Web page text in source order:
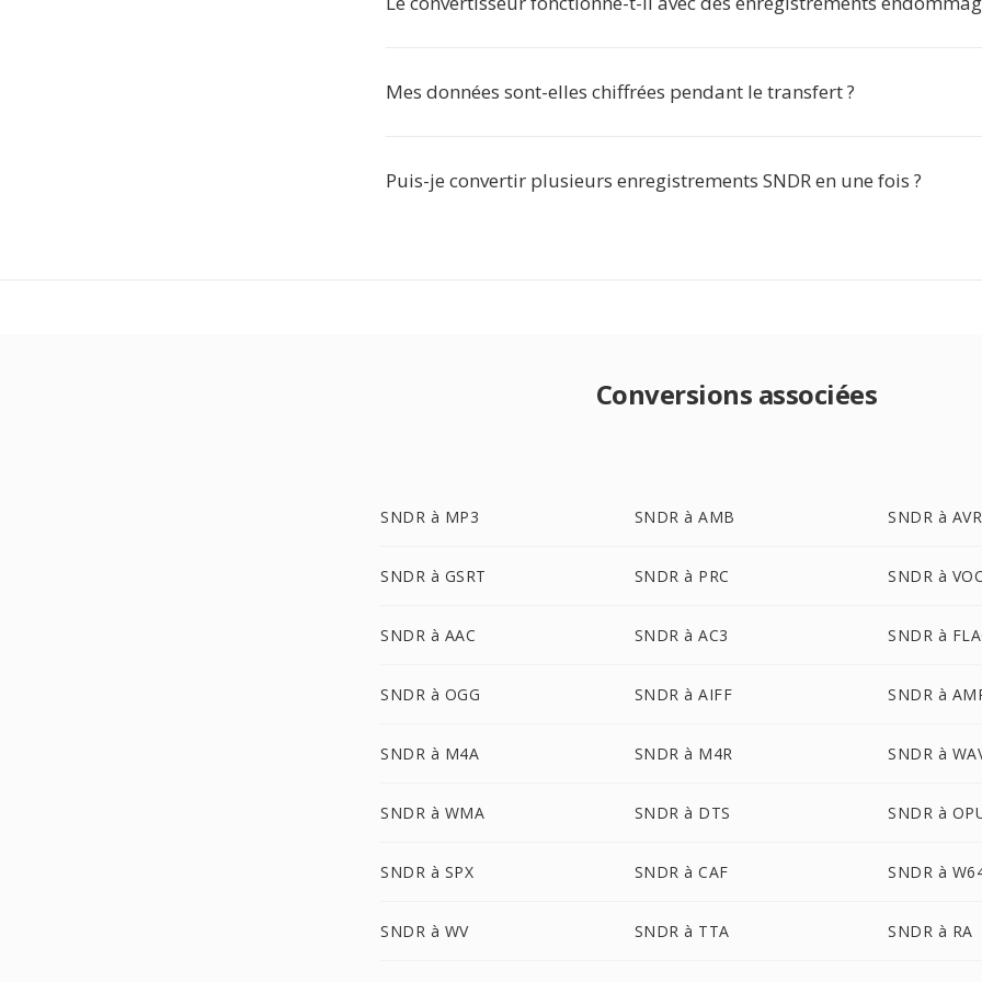
Mes données sont-elles chiffrées pendant le transfert ?
Puis-je convertir plusieurs enregistrements SNDR en une fois ?
Conversions associées
SNDR à MP3 SNDR à AMB SNDR à AVR
SNDR à GSRT SNDR à PRC SNDR à
SNDR à AAC SNDR à AC3 SNDR à
SNDR à OGG SNDR à AIFF SNDR à
SNDR à M4A SNDR à M4R SNDR à
SNDR à WMA SNDR à DTS SNDR à
SNDR à SPX SNDR à CAF SNDR à
SNDR à WV SNDR à TTA SNDR à RA